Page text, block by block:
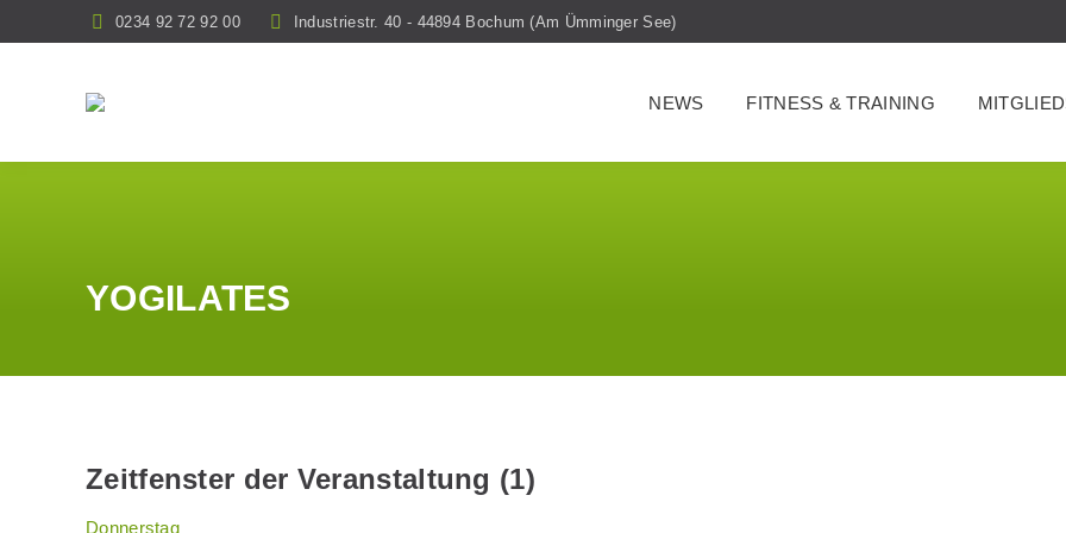
0234 92 72 92 00 Industriestr. 40 - 44894 Bochum (Am Ümminger See)
NEWS FITNESS & TRAINING
YOGILATES
Zeitfenster der Veranstaltung (1)
Donnerstag